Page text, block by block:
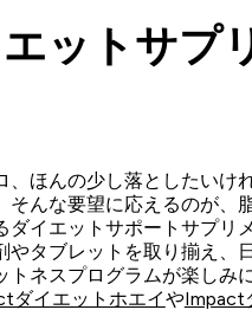
ットサプ
、ほんの少し落としたいけ
そんな要望に応えるのが、
ダイエットサポートサプリ
やタブレットを取り揃え、
トネスプログラムが楽しみ
ダイエットホエイやImpact